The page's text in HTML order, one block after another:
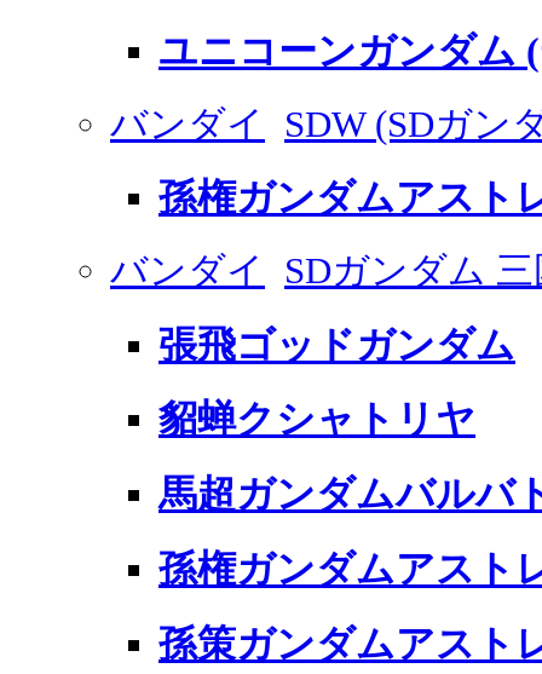
ユニコーンガンダム
バンダイ SDW (SDガン
孫権ガンダムアスト
バンダイ SDガンダム
張飛ゴッドガンダム
貂蝉クシャトリヤ
馬超ガンダムバルバ
孫権ガンダムアスト
孫策ガンダムアスト